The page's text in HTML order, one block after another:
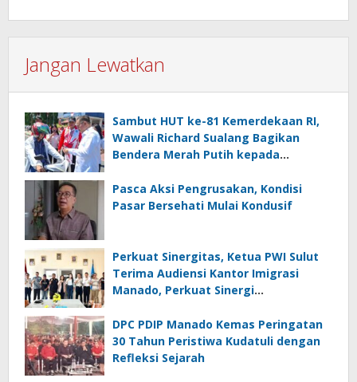
Jangan Lewatkan
Sambut HUT ke-81 Kemerdekaan RI,
Wawali Richard Sualang Bagikan
Bendera Merah Putih kepada
Pasca Aksi Pengrusakan, Kondisi
Pasar Bersehati Mulai Kondusif
Perkuat Sinergitas, Ketua PWI Sulut
Terima Audiensi Kantor Imigrasi
Manado, Perkuat Sinergi
Keimigrasian
DPC PDIP Manado Kemas Peringatan
30 Tahun Peristiwa Kudatuli dengan
Refleksi Sejarah